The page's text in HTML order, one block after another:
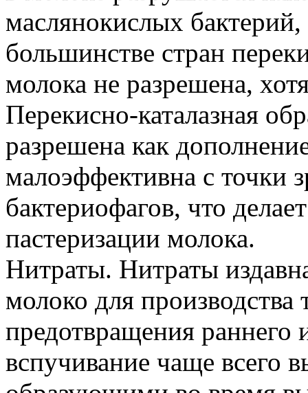
маслянокислых
большинстве стран
молока не разрешена,
Перекисно-каталазная
разрешена как
малоэффективна с точки
бактериофагов, что
пастеризации молока.
Нитраты. Нитраты
молоко для
предотвращения раннего
вспучивание чаще всего